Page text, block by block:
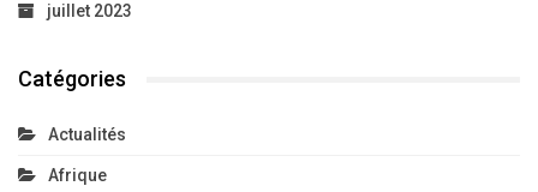
juillet 2023
Catégories
Actualités
Afrique